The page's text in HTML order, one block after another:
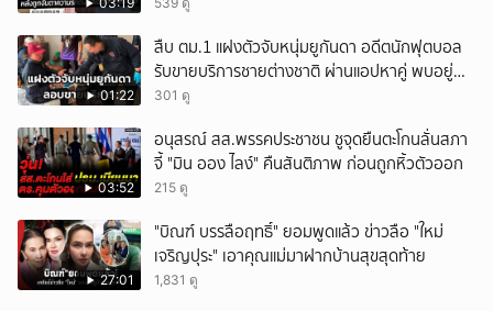
01:22
สืบ ตม.1 แฝงตัวจับหนุ่มยูกันดา อดีตนักฟุตบอล
รับขายบริการชายต่างชาติ ผ่านแอปหาคู่ พบอยู่
เกินกำหนดอนุญาต
301 ดู
03:52
อนุสรณ์ สส.พรรคประชาชน ชูจุดยืนตะโกนลั่นสภา
จี้ "มิน ออง ไลง์" คืนสันติภาพ ก่อนถูกหิ้วตัวออก
215 ดู
27:01
"บิณฑ์ บรรลือฤทธิ์" ยอมพูดแล้ว ข่าวลือ "ใหม่
เจริญปุระ" เอาคุณแม่มาฝากบ้านสุขสุดท้าย
1,831 ดู